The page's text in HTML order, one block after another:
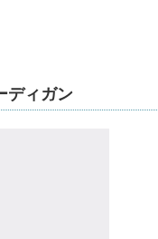
ディガン